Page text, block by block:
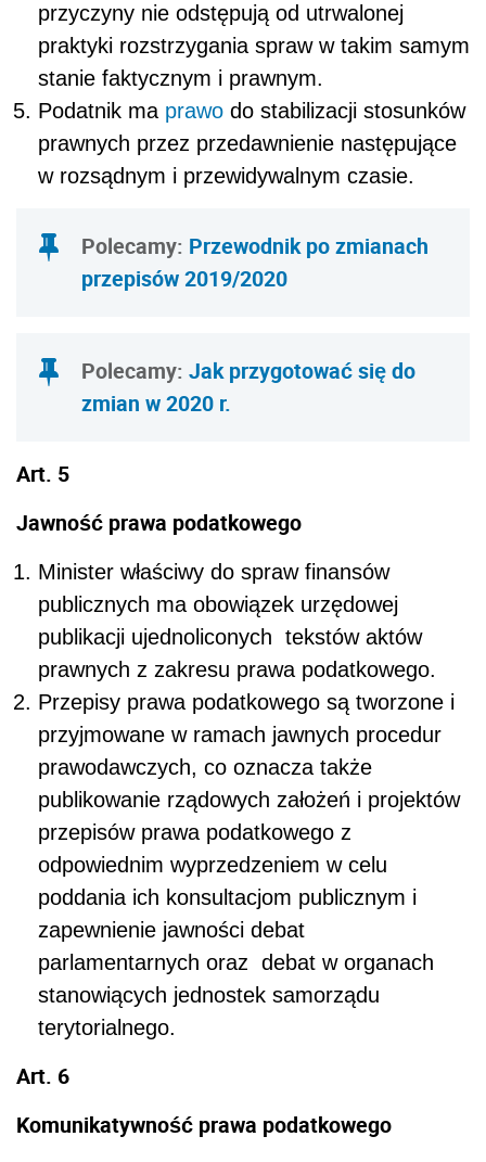
przyczyny nie odstępują od utrwalonej
praktyki rozstrzygania spraw w takim samym
stanie faktycznym i prawnym.
Podatnik ma prawo do stabilizacji stosunków
prawnych przez przedawnienie następujące
w rozsądnym i przewidywalnym czasie.
Polecamy: Przewodnik po zmianach
przepisów 2019/2020
Polecamy: Jak przygotować się do
zmian w 2020 r.
Art. 5
Jawność prawa podatkowego
Minister właściwy do spraw finansów
publicznych ma obowiązek urzędowej
publikacji ujednoliconych tekstów aktów
prawnych z zakresu prawa podatkowego.
Przepisy prawa podatkowego są tworzone i
przyjmowane w ramach jawnych procedur
prawodawczych, co oznacza także
publikowanie rządowych założeń i projektów
przepisów prawa podatkowego z
odpowiednim wyprzedzeniem w celu
poddania ich konsultacjom publicznym i
zapewnienie jawności debat
parlamentarnych oraz debat w organach
stanowiących jednostek samorządu
terytorialnego.
Art. 6
Komunikatywność prawa podatkowego